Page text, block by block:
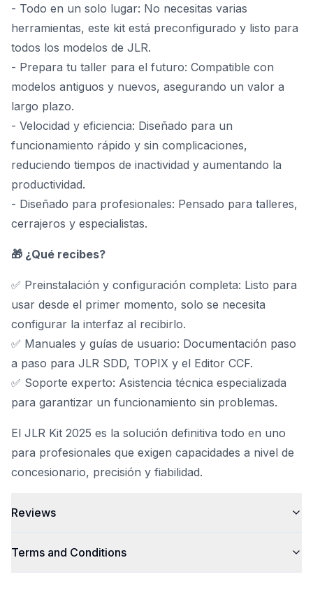
- Todo en un solo lugar: No necesitas varias
herramientas, este kit está preconfigurado y listo para
todos los modelos de JLR.
- Prepara tu taller para el futuro: Compatible con
modelos antiguos y nuevos, asegurando un valor a
largo plazo.
- Velocidad y eficiencia: Diseñado para un
funcionamiento rápido y sin complicaciones,
reduciendo tiempos de inactividad y aumentando la
productividad.
- Diseñado para profesionales: Pensado para talleres,
cerrajeros y especialistas.
🎁 ¿Qué recibes?
✅ Preinstalación y configuración completa: Listo para
usar desde el primer momento, solo se necesita
configurar la interfaz al recibirlo.
✅ Manuales y guías de usuario: Documentación paso
a paso para JLR SDD, TOPIX y el Editor CCF.
✅ Soporte experto: Asistencia técnica especializada
para garantizar un funcionamiento sin problemas.
El JLR Kit 2025 es la solución definitiva todo en uno
para profesionales que exigen capacidades a nivel de
concesionario, precisión y fiabilidad.
Reviews
Terms and Conditions